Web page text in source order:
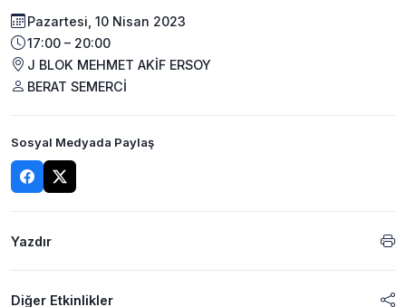
Pazartesi, 10 Nisan 2023
17:00 – 20:00
J BLOK MEHMET AKİF ERSOY
BERAT SEMERCİ
Sosyal Medyada Paylaş
Yazdır
Diğer Etkinlikler